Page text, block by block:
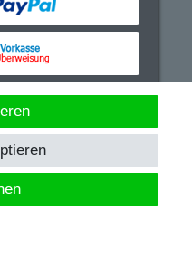
Varianten wird